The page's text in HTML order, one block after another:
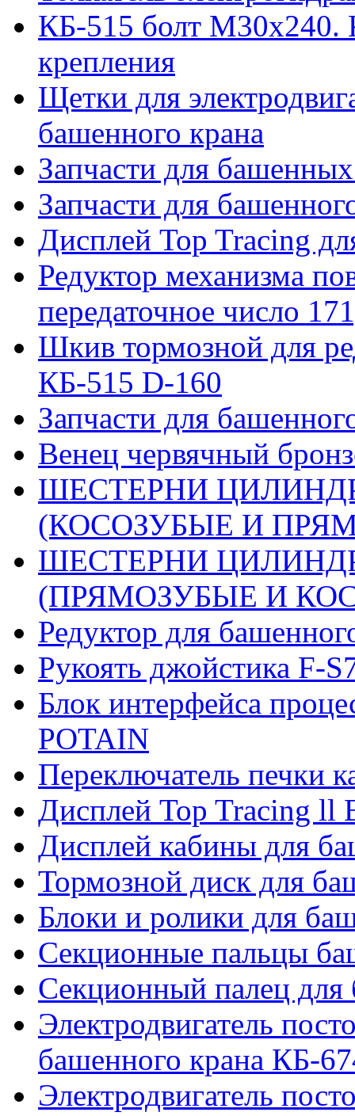
КБ-515 болт М30х240.
крепления
Щетки для
башенного крана
Запчасти для
Запчасти для
Дисплей Top Tracing
Редуктор механизма
передаточное число
Шкив тормозной для
КБ-515 D-160
Запчасти для
Венец червячный
ШЕСТЕРНИ
(КОСОЗУБЫЕ И
ШЕСТЕРНИ
(ПРЯМОЗУБЫЕ И
Редуктор для
Рукоять джойстика F-
Блок интерфейса
POTAIN
Переключатель печки
Дисплей Top Tracing ll
Дисплей кабины для
Тормозной диск для
Блоки и ролики для
Секционные пальцы
Секционный палец
Электродвигатель
башенного крана КБ-
Электродвигатель